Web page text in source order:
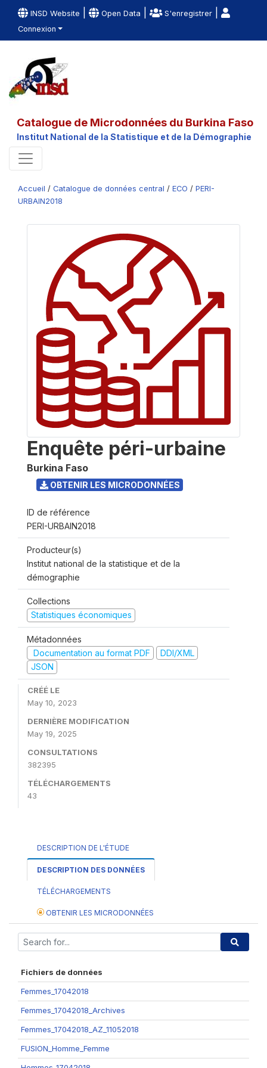
INSD Website Open Data S'enregistrer
Connexion
Catalogue de Microdonnées du Burkina Faso
Institut National de la Statistique et de la Démographie
Accueil / Catalogue de données central / ECO / PERI-
URBAIN2018
Enquête péri-urbaine
Burkina Faso
OBTENIR LES MICRODONNÉES
ID de référence
PERI-URBAIN2018
Producteur(s)
Institut national de la statistique et de la
démographie
Collections
Statistiques économiques
Métadonnées
Documentation au format PDF
DDI/XML
JSON
CRÉÉ LE
May 10, 2023
DERNIÈRE MODIFICATION
May 19, 2025
CONSULTATIONS
382395
TÉLÉCHARGEMENTS
43
DESCRIPTION DE L'ÉTUDE
DESCRIPTION DES DONNÉES
TÉLÉCHARGEMENTS
OBTENIR LES MICRODONNÉES
Fichiers de données
Femmes_17042018
Femmes_17042018_Archives
Femmes_17042018_AZ_11052018
FUSION_Homme_Femme